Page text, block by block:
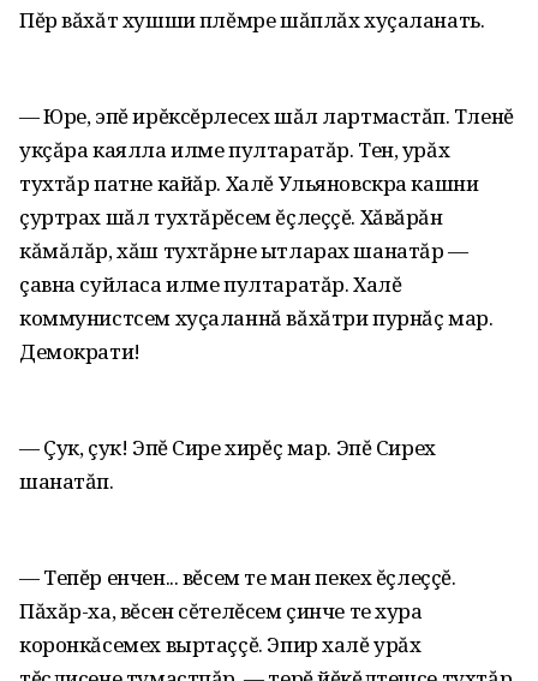
Пĕр вăхăт хушши пӳлĕмре шăплăх хуçаланать.
— Юре, эпĕ ирĕксĕрлесех шăл лартмастăп. Тӳленĕ
укçăра каялла илме пултаратăр. Тен, урăх
тухтăр патне кайăр. Халĕ Ульяновскра кашни
çуртрах шăл тухтăрĕсем ĕçлеççĕ. Хăвăрăн
кăмăлăр, хăш тухтăрне ытларах шанатăр —
çавна суйласа илме пултаратăр. Халĕ
коммунистсем хуçаланнă вăхăтри пурнăç мар.
Демократи!
— Çук, çук! Эпĕ Сире хирĕç мар. Эпĕ Сирех
шанатăп.
— Тепĕр енчен... вĕсем те ман пекех ĕçлеççĕ.
Пăхăр-ха, вĕсен сĕтелĕсем çинче те хура
коронкăсемех выртаççĕ. Эпир халĕ урăх